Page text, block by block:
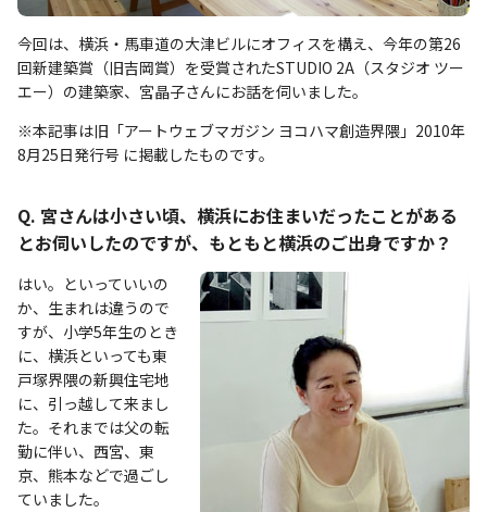
今回は、横浜・馬車道の大津ビルにオフィスを構え、今年の第26
回新建築賞（旧吉岡賞）を受賞されたSTUDIO 2A（スタジオ ツー
エー）の建築家、宮晶子さんにお話を伺いました。
※本記事は旧「アートウェブマガジン ヨコハマ創造界隈」2010年
8月25日発行号 に掲載したものです。
Q. 宮さんは小さい頃、横浜にお住まいだったことがある
とお伺いしたのですが、もともと横浜のご出身ですか？
はい。といっていいの
か、生まれは違うので
すが、小学5年生のとき
に、横浜といっても東
戸塚界隈の新興住宅地
に、引っ越して来まし
た。それまでは父の転
勤に伴い、西宮、東
京、熊本などで過ごし
ていました。